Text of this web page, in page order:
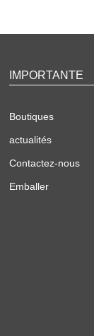
IMPORTANTE
Boutiques
actualités
Contactez-nous
Emballer